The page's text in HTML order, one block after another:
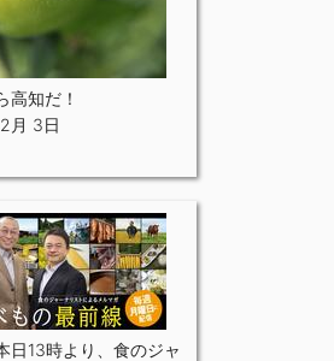
高知だ！
月 3日
日13時より、食のジャ